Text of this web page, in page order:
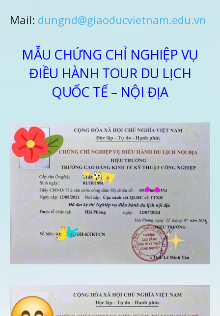
Mail: dungnd@giaoducvietnam.edu.vn
MẪU CHỨNG CHỈ NGHIỆP VỤ
ĐIỀU HÀNH TOUR DU LỊCH
QUỐC TẾ – NỘI ĐỊA